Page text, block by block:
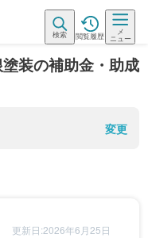
検索 閲覧履歴
メ
ニュー
装の補助金・助成
変更
更新日:2026年6月25日